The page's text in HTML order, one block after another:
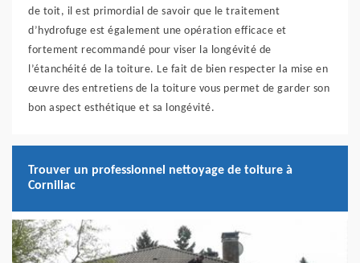
de toit, il est primordial de savoir que le traitement
d’hydrofuge est également une opération efficace et
fortement recommandé pour viser la longévité de
l’étanchéité de la toiture. Le fait de bien respecter la mise en
œuvre des entretiens de la toiture vous permet de garder son
bon aspect esthétique et sa longévité.
Trouver un professionnel nettoyage de toiture à
Cornillac